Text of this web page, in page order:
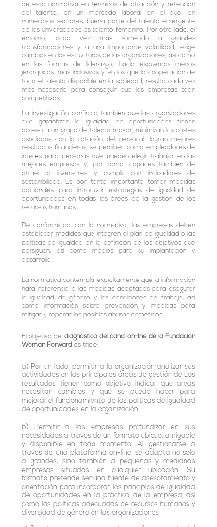
de esta normativa en términos de atracción y retención
del talento, en un mercado laboral en el que, en
numerosos sectores, buena parte del talento emergente
de las universidades es talento femenino. Por otro lado, el
entorno, cada vez más sometido a grandes
transformaciones y a una importante volatilidad, exige
cambios en las estructuras de las organizaciones, así como
en las formas de liderazgo, hacia esquemas menos
jerárquicos, más inclusivos y en los que la cooperación de
todo el talento disponible en la sociedad, resulta cada vez
más necesario para conseguir que las empresas sean
competitivas.
La investigación confirma también que las organizaciones
que garantizan la igualdad de oportunidades tienen
acceso a un grupo de talento mayor, minimizan los costes
asociados con la rotación del personal, logran mejores
resultados financieros, se perciben como empleadores de
interés para personas que pueden elegir trabajar en las
mejores empresas y, por tanto, capaces también de
atraer a inversores y cumplir con indicadores de
sostenibilidad. Es por tanto importante tomar medidas
adicionales para introducir estrategias de igualdad de
oportunidades en todas las áreas de la gestión de los
recursos humanos.
De conformidad con la normativa, las empresas deben
establecer medidas que integren el plan de igualdad o las
políticas de igualdad en la definición de los objetivos que
persiguen, así como medios para su implantación y
desarrollo.
La normativa contempla explícitamente que la información
hará referencia a las medidas adoptadas para asegurar
la igualdad de género y las condiciones de trabajo, así
como información sobre prevención y medidas para
mitigar y reparar los posibles abusos cometidos.
El objetivo del diagnóstico del canal on-line de la Fundación
Woman Forwardes triple:
a) Por un lado, permitir a la organización analizar sus
actividades en las principales áreas de gestión de Los
resultados tienen como objetivo indicar qué áreas
necesitan cambios y qué se puede hacer para
mejorar el funcionamiento de las políticas de igualdad
de oportunidades en la organización.
b) Permitir a las empresas profundizar en sus
necesidades a través de un formato ubicuo, amigable
y disponible en todo momento. Al gestionarse a
través de una plataforma on-line, se adapta no solo
a grandes, sino también a pequeñas y medianas
empresas situadas en cualquier ubicación. Su
formato pretende ser una fuente de asesoramiento y
orientación para incorporar los principios de igualdad
de oportunidades en la práctica de la empresa, así
como las políticas adecuadas de recursos humanos y
diversidad de género en las organizaciones